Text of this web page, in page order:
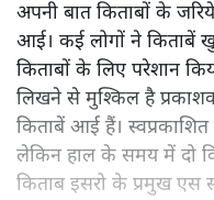
अपनी बात किताबों के
आई। कई लोगों ने किताबें
किताबों के लिए परेशान
लिखने से मुश्किल है
किताबें आई हैं।
लेकिन हाल के समय में दो
किताब इसरो के प्रमुख एस